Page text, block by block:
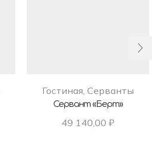
Гостиная, Серванты
Сервант «Берт»
49 140,00 ₽